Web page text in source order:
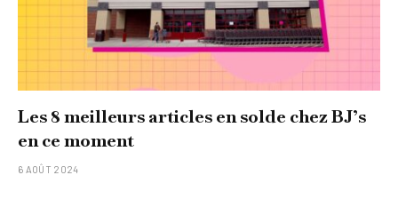
Les 8 meilleurs articles en solde chez BJ’s
en ce moment
6 AOÛT 2024